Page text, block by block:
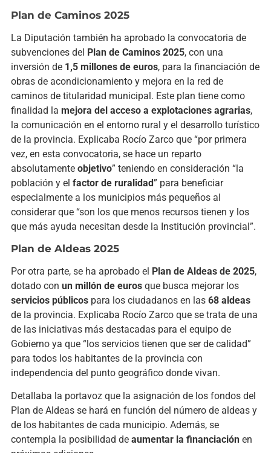
Plan de Caminos 2025
La Diputación también ha aprobado la convocatoria de
subvenciones del Plan de Caminos 2025, con una
inversión de 1,5 millones de euros, para la financiación de
obras de acondicionamiento y mejora en la red de
caminos de titularidad municipal. Este plan tiene como
finalidad la mejora del acceso a explotaciones agrarias,
la comunicación en el entorno rural y el desarrollo turístico
de la provincia. Explicaba Rocío Zarco que “por primera
vez, en esta convocatoria, se hace un reparto
absolutamente objetivo” teniendo en consideración “la
población y el factor de ruralidad” para beneficiar
especialmente a los municipios más pequeños al
considerar que “son los que menos recursos tienen y los
que más ayuda necesitan desde la Institución provincial”.
Plan de Aldeas 2025
Por otra parte, se ha aprobado el Plan de Aldeas de 2025,
dotado con un millón de eurosque busca mejorar los
servicios públicospara los ciudadanos en las 68 aldeas
de la provincia. Explicaba Rocío Zarco que se trata de una
de las iniciativas más destacadas para el equipo de
Gobierno ya que “los servicios tienen que ser de calidad”
para todos los habitantes de la provincia con
independencia del punto geográfico donde vivan.
Detallaba la portavoz que la asignación de los fondos del
Plan de Aldeas se hará en función del número de aldeas y
de los habitantes de cada municipio. Además, se
contempla la posibilidad de aumentar la financiaciónen